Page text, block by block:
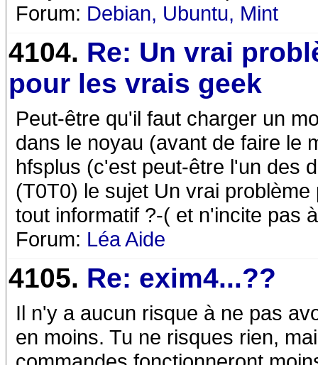
Forum: Debian, Ubuntu, Mint
4104. Re: Un vrai
pour les vrais geek
Peut-être qu'il faut charger un
dans le noyau (avant de faire le
hfsplus (c'est peut-être l'un des
(T0T0) le sujet Un vrai
tout informatif ?-( et n'incite pas
Forum: Léa Aide
4105. Re: exim4...??
Il n'y a aucun risque à ne pas
en moins. Tu ne risques rien,